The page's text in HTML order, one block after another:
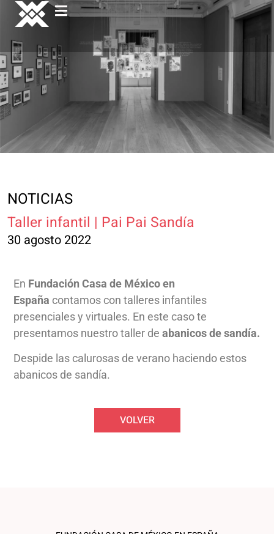
NOTICIAS
Taller infantil | Pai Pai Sandía
30 agosto 2022
En Fundación Casa de México en
España contamos con talleres infantiles
presenciales y virtuales. En este caso te
presentamos nuestro taller de abanicos de sandía.
Despide las calurosas de verano haciendo estos
abanicos de sandía.
VOLVER